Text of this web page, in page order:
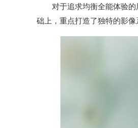
对于追求均衡全能体验
础上，重点打造了独特的影